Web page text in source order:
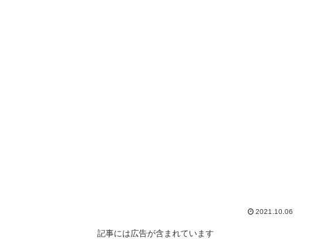
2021.10.06
記事には広告が含まれています